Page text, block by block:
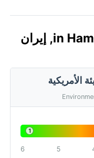
مؤشر جودة الهواء in Hamadān, إيران
الأمريكية
1
5
6